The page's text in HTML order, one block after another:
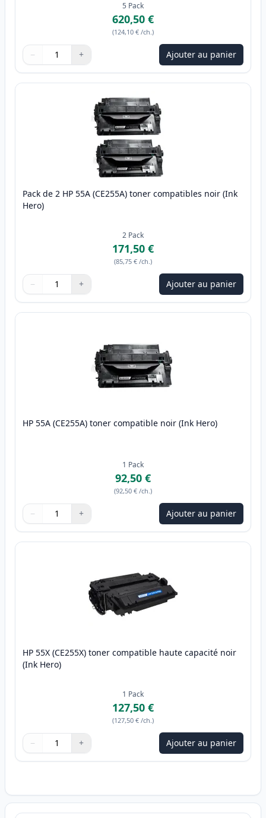
5 Pack
620,50 €
(124,10 € /ch.)
Quantité
Utilisez les boutons pour ajuster
− +
Quantité Ajouter au panier
Pack de 2 HP 55A (CE255A) toner compatibles noir (Ink
Hero)
2 Pack
171,50 €
(85,75 € /ch.)
Quantité
Utilisez les boutons pour ajuster
− +
Quantité Ajouter au panier
HP 55A (CE255A) toner compatible noir (Ink Hero)
1 Pack
92,50 €
(92,50 € /ch.)
Quantité
Utilisez les boutons pour ajuster
− +
Quantité Ajouter au panier
HP 55X (CE255X) toner compatible haute capacité noir
(Ink Hero)
1 Pack
127,50 €
(127,50 € /ch.)
Quantité
Utilisez les boutons pour ajuster
− +
Quantité Ajouter au panier